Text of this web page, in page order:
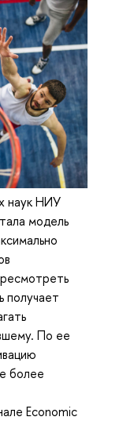
наук НИУ
модель
получает
По ее
более
Economic